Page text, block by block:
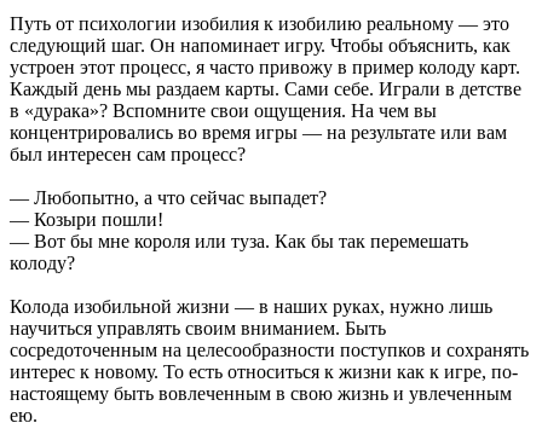
Путь от психологии изобилия к изобилию реальному — это
следующий шаг. Он напоминает игру. Чтобы объяснить, как
устроен этот процесс, я часто привожу в пример колоду карт.
Каждый день мы раздаем карты. Сами себе. Играли в детстве
в «дурака»? Вспомните свои ощущения. На чем вы
концентрировались во время игры — на результате или вам
был интересен сам процесс?
— Любопытно, а что сейчас выпадет?
— Козыри пошли!
— Вот бы мне короля или туза. Как бы так перемешать
колоду?
Колода изобильной жизни — в наших руках, нужно лишь
научиться управлять своим вниманием. Быть
сосредоточенным на целесообразности поступков и сохранять
интерес к новому. То есть относиться к жизни как к игре, по-
настоящему быть вовлеченным в свою жизнь и увлеченным
ею.